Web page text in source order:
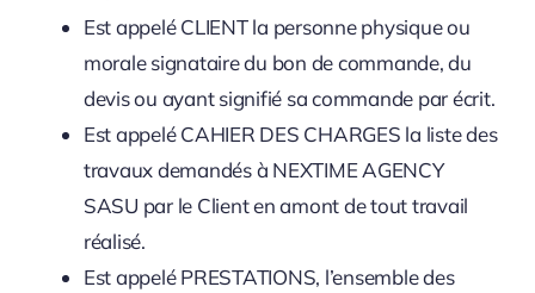
Est appelé CLIENT la personne physique ou
morale signataire du bon de commande, du
devis ou ayant signifié sa commande par écrit.
Est appelé CAHIER DES CHARGES la liste des
travaux demandés à NEXTIME AGENCY
SASU par le Client en amont de tout travail
réalisé.
Est appelé PRESTATIONS, l’ensemble des